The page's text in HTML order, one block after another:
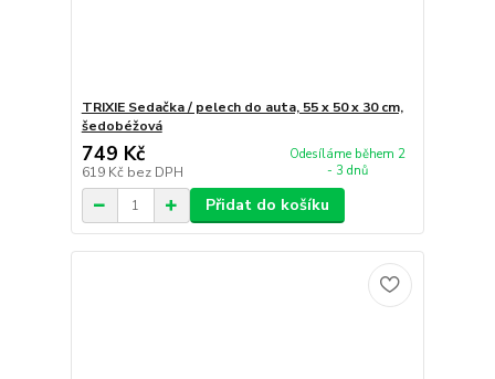
TRIXIE Sedačka / pelech do auta, 55 x 50 x 30 cm,
šedobéžová
749 Kč
619 Kč bez DPH
Odesíláme během 2
- 3 dnů
Přidat do košíku